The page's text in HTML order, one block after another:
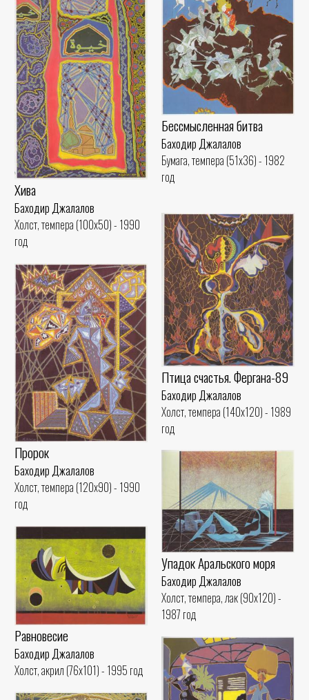
Хива
Баходир Джалалов
Холст, темпера (100x50) - 1990
год
Бессмысленная битва
Баходир Джалалов
Бумага, темпера (51x36) - 1982
год
Птица счастья. Фергана-89
Баходир Джалалов
Холст, темпера (140x120) - 1989
год
Пророк
Баходир Джалалов
Холст, темпера (120x90) - 1990
год
Упадок Аральского моря
Баходир Джалалов
Холст, темпера, лак (90x120) -
1987 год
Равновесие
Баходир Джалалов
Холст, акрил (76x101) - 1995 год